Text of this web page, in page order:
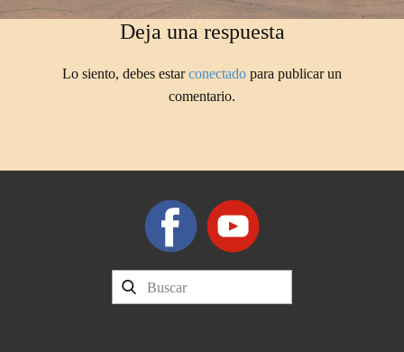
Deja una respuesta
Lo siento, debes estarconectado para publicar un
comentario.